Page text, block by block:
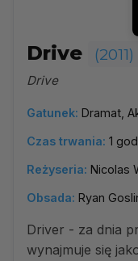
Drive (2011)
Drive
Gatunek: Dramat,
Czas trwania: 1
Reżyseria: Nicolas
Obsada: Ryan
Driver - za dnia
wynajmuje się